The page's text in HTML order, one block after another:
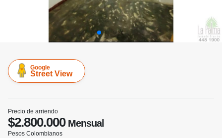
Google
Street View
Precio de arriendo
$2.800.000Mensual
Pesos Colombianos